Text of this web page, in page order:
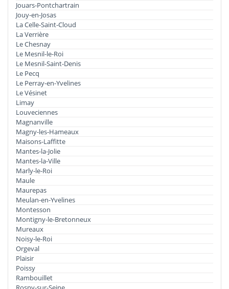
Jouars-Pontchartrain
Jouy-en-Josas
La Celle-Saint-Cloud
La Verrière
Le Chesnay
Le Mesnil-le-Roi
Le Mesnil-Saint-Denis
Le Pecq
Le Perray-en-Yvelines
Le Vésinet
Limay
Louveciennes
Magnanville
Magny-les-Hameaux
Maisons-Laffitte
Mantes-la-Jolie
Mantes-la-Ville
Marly-le-Roi
Maule
Maurepas
Meulan-en-Yvelines
Montesson
Montigny-le-Bretonneux
Mureaux
Noisy-le-Roi
Orgeval
Plaisir
Poissy
Rambouillet